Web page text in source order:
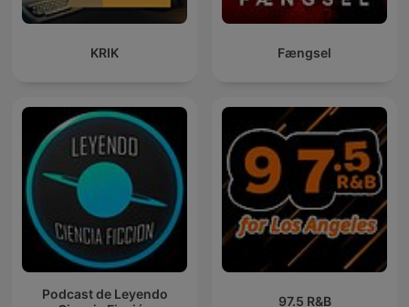
KRIK Fængsel
Podcast de Leyendo
97.5 R&B